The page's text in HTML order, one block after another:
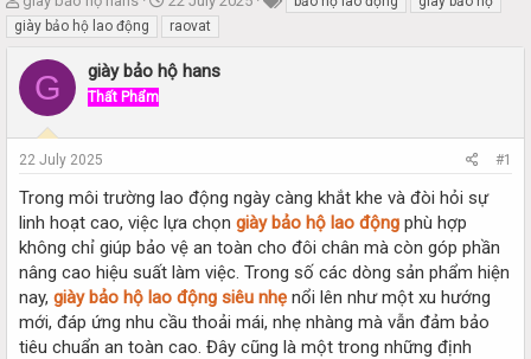
h
r
e
d
a
r
t
e
r
t
a
r
t
giày bảo hộ lao động
raovat
G giày bảo hộ hans
Thất Phẩm
22 July 2025 #1
Trong môi trường lao động ngày càng khắt khe và đòi hỏi sự
linh hoạt cao, việc lựa chọn giày bảo hộ lao động phù hợp
không chỉ giúp bảo vệ an toàn cho đôi chân mà còn góp phần
nâng cao hiệu suất làm việc. Trong số các dòng sản phẩm hiện
nay, giày bảo hộ lao động siêu nhẹ nổi lên như một xu hướng
mới, đáp ứng nhu cầu thoải mái, nhẹ nhàng mà vẫn đảm bảo
tiêu chuẩn an toàn cao. Đây cũng là một trong những định